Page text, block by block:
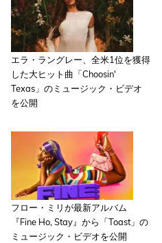
エラ・ラングレー、全米1位を獲得
した大ヒット曲「Choosin'
Texas」のミュージック・ビデオ
を公開
フロー・ミリが最新アルバム
『Fine Ho, Stay』から「Toast」の
ミュージック・ビデオを公開